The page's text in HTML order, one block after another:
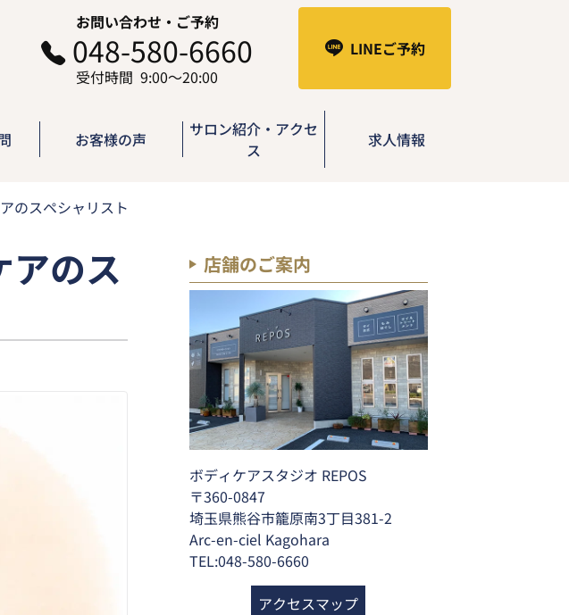
お客様の声
サロン紹介・アクセ
ス
求人情報
お問い合わせ・ご予約
048-580-6660
9:00～20:00
LINEご予約
のスペシャリスト
のス
店舗のご案内
ボディケアスタジオ REPOS
〒360-0847
埼玉県熊谷市籠原南3丁目381-2
Arc-en-ciel Kagohara
TEL:048-580-6660
アクセスマップ